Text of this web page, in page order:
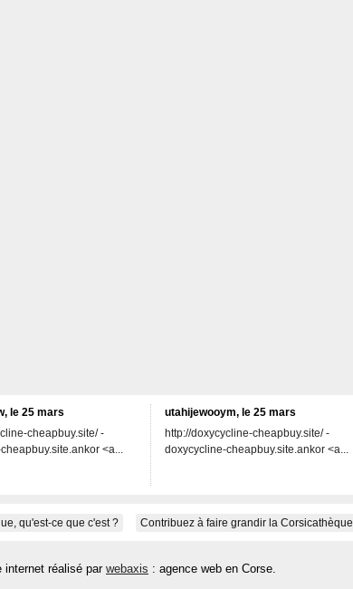
le 25 mars
cheapbuy.site/ -
<a...
utahijewooym, le 25 mars
http://doxycycline-cheapbuy.site/ -
doxycycline-cheapbuy.site.ankor <a...
qu'est-ce que c'est ? Contribuez à faire grandir la Corsicathèque
internet réalisé parwebaxis : agence web en Corse.